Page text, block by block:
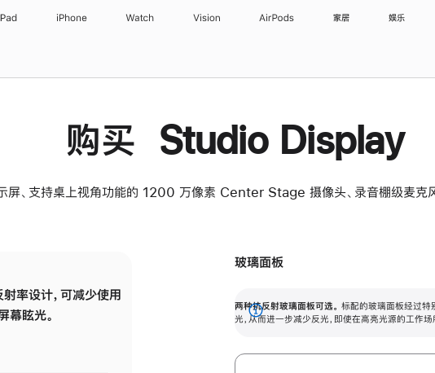
iPhone Watch Vision AirPods 家居 娱乐
购买 Studio Display
、支持桌上视角功能的 1200 万像素 Center Stage 摄像头、录音棚级麦克风
率设计，可减少使用
幕眩光。
有高亮光源的场所使用，也能保持出色画质。
玻璃面板
两种抗反射玻璃面板可选。 标配的玻璃面板经过特
光，从而进一步减少反光，即使在高亮光源的工作场
展